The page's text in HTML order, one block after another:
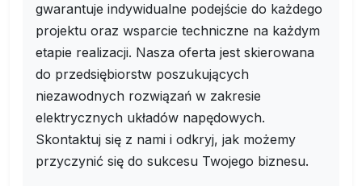
gwarantuje indywidualne podejście do każdego
projektu oraz wsparcie techniczne na każdym
etapie realizacji. Nasza oferta jest skierowana
do przedsiębiorstw poszukujących
niezawodnych rozwiązań w zakresie
elektrycznych układów napędowych.
Skontaktuj się z nami i odkryj, jak możemy
przyczynić się do sukcesu Twojego biznesu.